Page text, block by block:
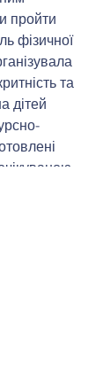
пройти
фізичної
та
дітей